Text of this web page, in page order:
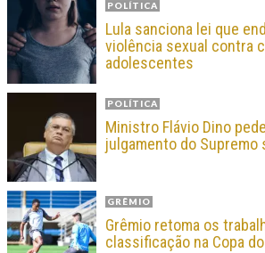
POLÍTICA
Lula sanciona lei que
violência sexual contra
adolescentes
POLÍTICA
Ministro Flávio Dino
julgamento do Supremo
GRÊMIO
Grêmio retoma os
classificação na Copa do